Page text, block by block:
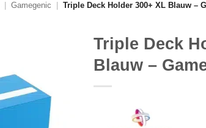
Gamegenic Triple Deck Holder 300+ XL Blauw –
Triple Deck
Blauw –